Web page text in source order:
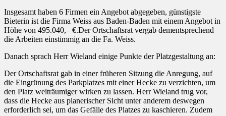
Insgesamt haben 6 Firmen ein Angebot abgegeben, günstigste
Bieterin ist die Firma Weiss aus Baden-Baden mit einem Angebot in
Höhe von 495.040,– €.Der Ortschaftsrat vergab dementsprechend
die Arbeiten einstimmig an die Fa. Weiss.
Danach sprach Herr Wieland einige Punkte der Platzgestaltung an:
Der Ortschaftsrat gab in einer früheren Sitzung die Anregung, auf
die Eingrünung des Parkplatzes mit einer Hecke zu verzichten, um
den Platz weiträumiger wirken zu lassen. Herr Wieland trug vor,
dass die Hecke aus planerischer Sicht unter anderem deswegen
erforderlich sei, um das Gefälle des Platzes zu kaschieren. Zudem